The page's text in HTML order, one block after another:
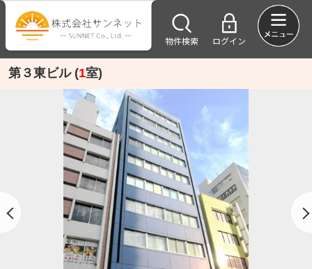
物件検索 ログイン
第３東ビル (1室)